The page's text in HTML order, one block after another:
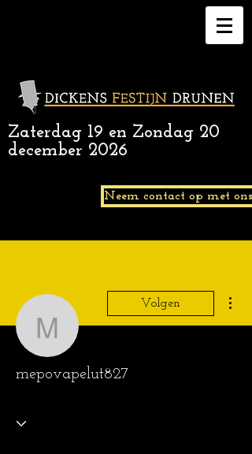
Zaterdag 19 en Zondag 20
december 2026
Neem contact op met ons.
mepovapelut827
Volgen
mepovapelut827